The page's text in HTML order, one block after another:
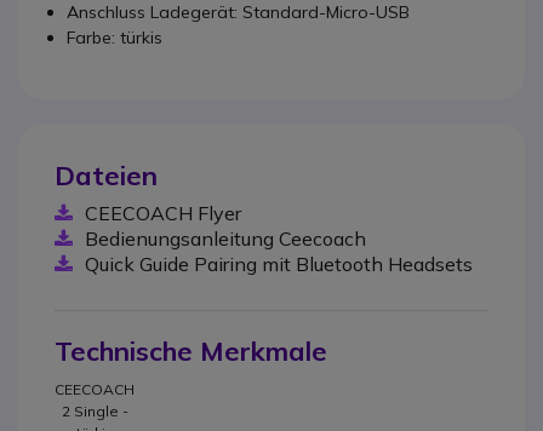
Anschluss Ladegerät: Standard-Micro-USB
Farbe: türkis
Dateien
CEECOACH Flyer
Bedienungsanleitung Ceecoach
Quick Guide Pairing mit Bluetooth Headsets
Technische Merkmale
CEECOACH
2 Single -